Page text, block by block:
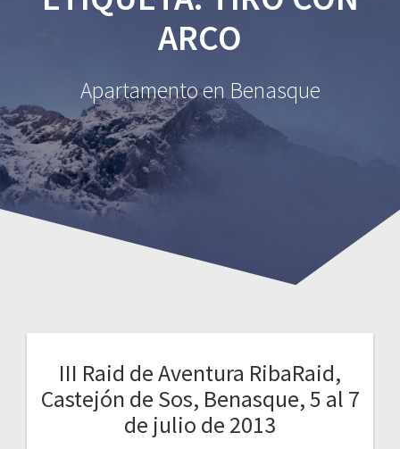
ARCO
Apartamento en Benasque
III Raid de Aventura RibaRaid,
Castejón de Sos, Benasque, 5 al 7
de julio de 2013